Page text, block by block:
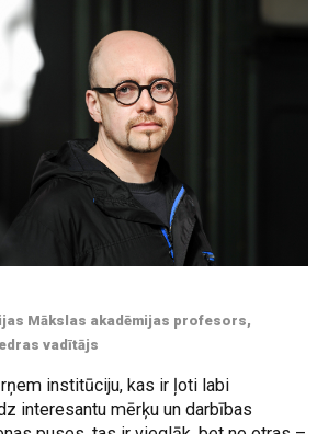
Mākslas akadēmijas profesors,
vadītājs
institūciju, kas ir ļoti labi
interesantu mērķu un darbības